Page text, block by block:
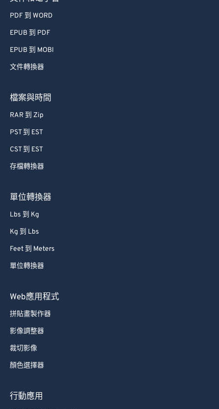
PDF 到 WORD
EPUB 到 PDF
EPUB 到 MOBI
文件轉換器
檔案與時間
RAR 到 Zip
PST 到 EST
CST 到 EST
存檔轉換器
單位轉換器
Lbs 到 Kg
Kg 到 Lbs
Feet 到 Meters
單位轉換器
Web應用程式
拼貼畫製作器
影像調整器
裁切影像
顏色選擇器
行動應用